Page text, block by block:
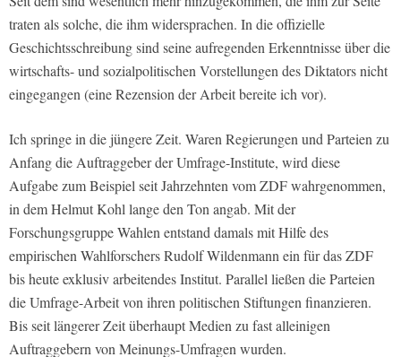
traten als solche, die ihm widersprachen. In die offizielle
Geschichtsschreibung sind seine aufregenden Erkenntnisse über die
wirtschafts- und sozialpolitischen Vorstellungen des Diktators nicht
eingegangen (eine Rezension der Arbeit bereite ich vor).
Ich springe in die jüngere Zeit. Waren Regierungen und Parteien zu
Anfang die Auftraggeber der Umfrage-Institute, wird diese
Aufgabe zum Beispiel seit Jahrzehnten vom ZDF wahrgenommen,
in dem Helmut Kohl lange den Ton angab. Mit der
Forschungsgruppe Wahlen entstand damals mit Hilfe des
empirischen Wahlforschers Rudolf Wildenmann ein für das ZDF
bis heute exklusiv arbeitendes Institut. Parallel ließen die Parteien
die Umfrage-Arbeit von ihren politischen Stiftungen finanzieren.
Bis seit längerer Zeit überhaupt Medien zu fast alleinigen
Auftraggebern von Meinungs-Umfragen wurden.